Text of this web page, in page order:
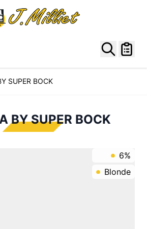
SUPER BOCK
BY SUPER BOCK
6%
Blonde